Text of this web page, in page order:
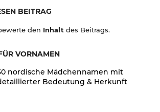
BEITRAG
den Inhalt des Beitrags.
VORNAMEN
nordische Mädchennamen mit
Bedeutung & Herkunft